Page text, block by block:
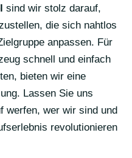
sind wir stolz darauf,
die sich nahtlos
anpassen. Für
schnell und einfach
bieten wir eine
Lassen Sie uns
werfen, wer wir sind und
revolutionieren